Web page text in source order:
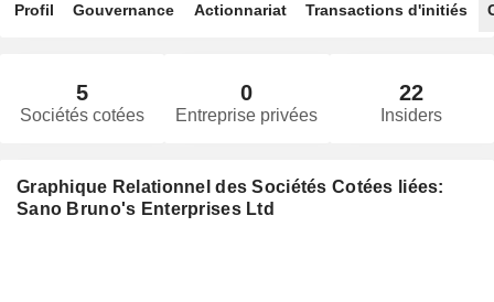
Profil Gouvernance Actionnariat Transactions d'initiés
5
Sociétés cotées
0
Entreprise privées
22
Insiders
Graphique Relationnel des Sociétés Cotées liées:
Sano Bruno's Enterprises Ltd